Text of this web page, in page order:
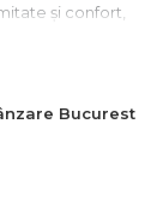
Bucuresti
și confort,
a intimității și
locuințe noi îl